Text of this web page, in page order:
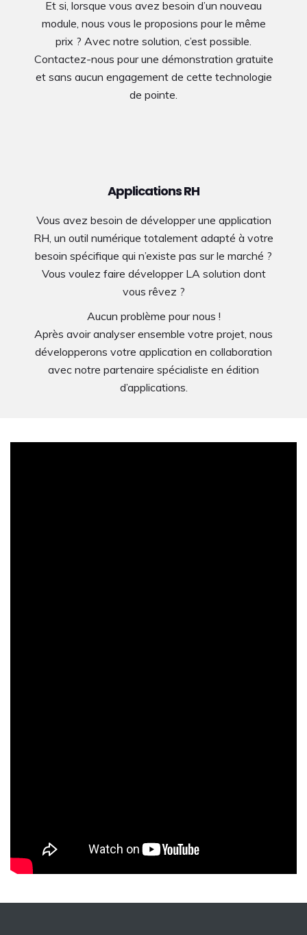
Et si, lorsque vous avez besoin d’un nouveau
module, nous vous le proposions pour le même
prix ? Avec notre solution, c’est possible.
Contactez-nous pour une démonstration gratuite
et sans aucun engagement de cette technologie
de pointe.
Applications RH
Vous avez besoin de développer une application
RH, un outil numérique totalement adapté à votre
besoin spécifique qui n’existe pas sur le marché ?
Vous voulez faire développer LA solution dont
vous rêvez ?
Aucun problème pour nous !
Après avoir analyser ensemble votre projet, nous
développerons votre application en collaboration
avec notre partenaire spécialiste en édition
d’applications.